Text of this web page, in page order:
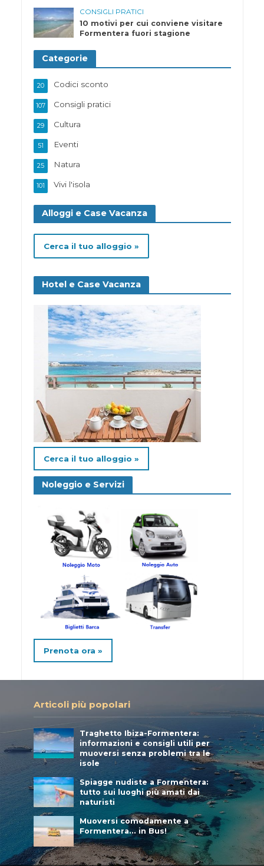
CONSIGLI PRATICI
10 motivi per cui conviene visitare
Formentera fuori stagione
Categorie
Codici sconto
20
Consigli pratici
107
Cultura
29
Eventi
51
Natura
25
Vivi l'isola
101
Alloggi e Case Vacanza
Cerca il tuo alloggio »
Hotel e Case Vacanza
Cerca il tuo alloggio »
Noleggio e Servizi
Prenota ora »
Articoli più popolari
Traghetto Ibiza-Formentera:
informazioni e consigli utili per
muoversi senza problemi tra le
isole
Spiagge nudiste a Formentera:
tutto sui luoghi più amati dai
naturisti
Muoversi comodamente a
Formentera… in Bus!